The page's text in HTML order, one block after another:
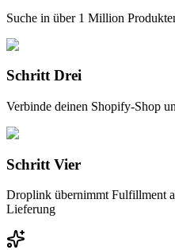
Suche in über 1 Million
Schritt Drei
Verbinde deinen Shopify-Shop
Schritt Vier
Droplink übernimmt Fulfillment
Lieferung